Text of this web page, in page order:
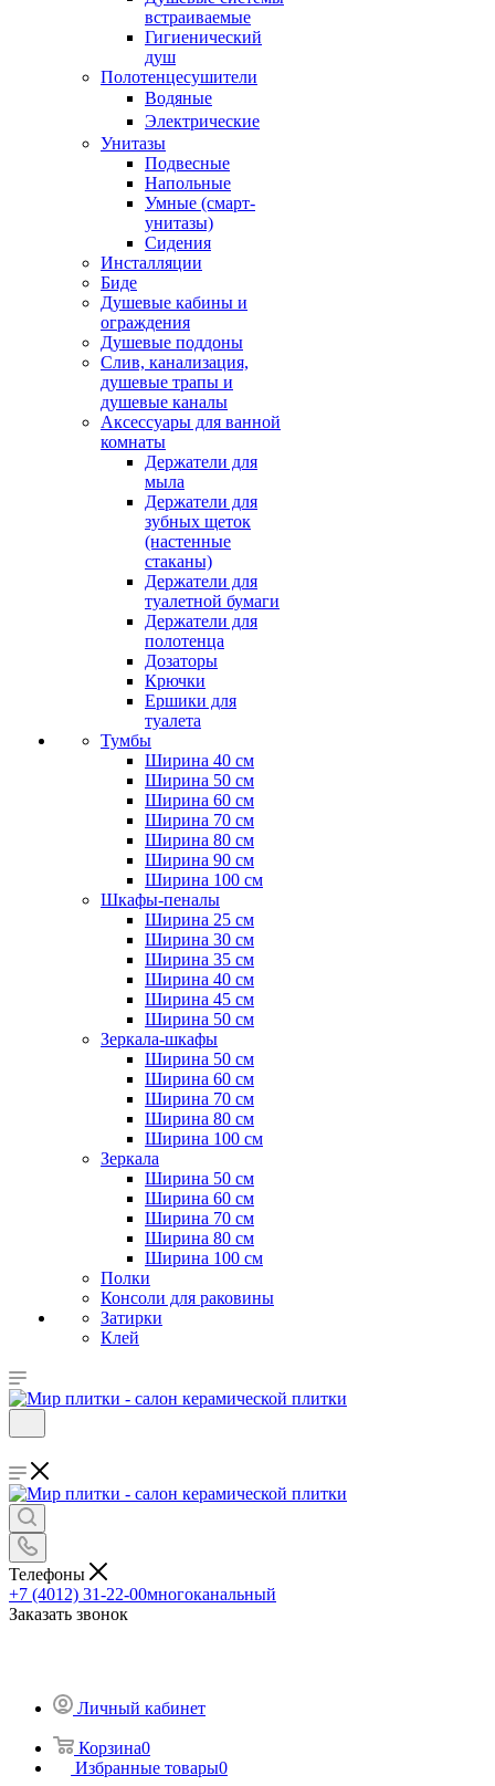
встраиваемые
Гигиенический
душ
Полотенцесушители
ㅤВодяные
ㅤЭлектрические
Унитазы
Подвесные
Напольные
Умные (смарт-
унитазы)
Сидения
Инсталляции
Биде
Душевые кабины и
ограждения
Душевые поддоны
Слив, канализация,
душевые трапы и
душевые каналы
Аксессуары для ванной
комнаты
Держатели для
мыла
Держатели для
зубных щеток
(настенные
стаканы)
Держатели для
туалетной бумаги
Держатели для
полотенца
Дозаторы
Крючки
Ершики для
туалета
Тумбы
Ширина 40 см
Ширина 50 см
Ширина 60 см
Ширина 70 см
Ширина 80 см
Ширина 90 см
Ширина 100 см
Шкафы-пеналы
Ширина 25 см
Ширина 30 см
Ширина 35 см
Ширина 40 см
Ширина 45 см
Ширина 50 см
Зеркала-шкафы
Ширина 50 см
Ширина 60 см
Ширина 70 см
Ширина 80 см
Ширина 100 см
Зеркала
Ширина 50 см
Ширина 60 см
Ширина 70 см
Ширина 80 см
Ширина 100 см
Полки
Консоли для раковины
Затирки
Клей
Телефоны
+7 (4012) 31-22-00многоканальный
Заказать звонок
Личный кабинет
Корзина0
Избранные товары0